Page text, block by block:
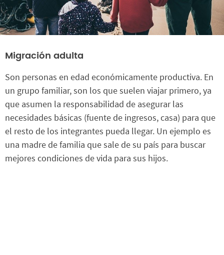
Migración adulta
Son personas en edad económicamente productiva. En
un grupo familiar, son los que suelen viajar primero, ya
que asumen la responsabilidad de asegurar las
necesidades básicas (fuente de ingresos, casa) para que
el resto de los integrantes pueda llegar. Un ejemplo es
una madre de familia que sale de su país para buscar
mejores condiciones de vida para sus hijos.